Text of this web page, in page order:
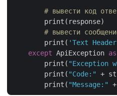
# вывести код
        print(response)
# вывести
        print(
'Text
except ApiException as
        print(
"Exception
        print(
"Code:"
+
        print(
"Message:"